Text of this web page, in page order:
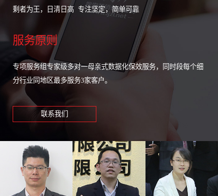
剩者为王，日清日高 专注坚定，简单可靠
服务原则
专项服务组专家级多对一母亲式数据化保效服务，同时段每个细
分行业同地区最多服务3家客户。
联系我们